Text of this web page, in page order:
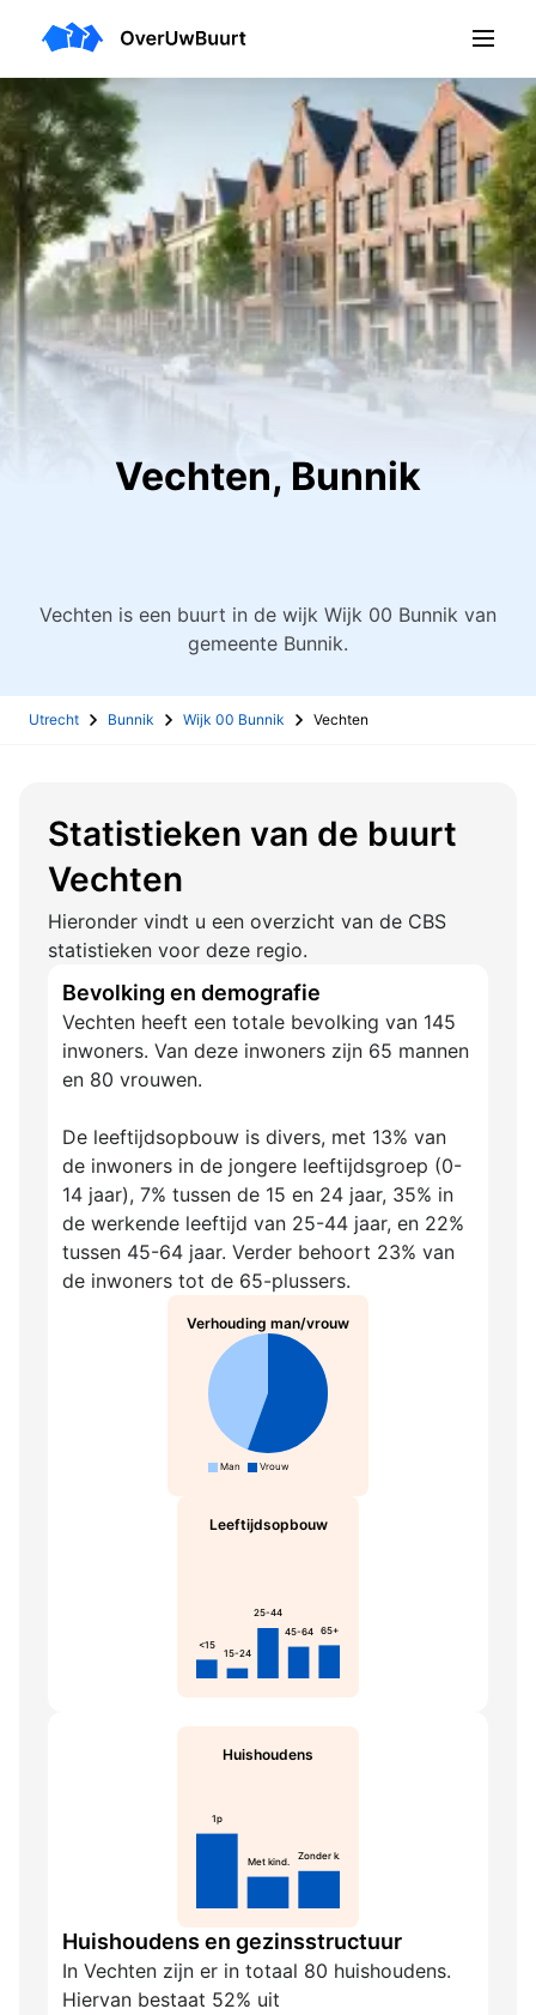
Vechten, Bunnik
Vechten is een buurt in de wijk Wijk 00 Bunnik van
gemeente Bunnik.
Utrecht Bunnik Wijk 00 Bunnik Vechten
Statistieken van de buurt
Vechten
Hieronder vindt u een overzicht van de CBS
statistieken voor deze regio.
Bevolking en demografie
Vechten heeft een totale bevolking van 145
inwoners. Van deze inwoners zijn 65 mannen
en 80 vrouwen.
De leeftijdsopbouw is divers, met 13% van
de inwoners in de jongere leeftijdsgroep (0-
14 jaar), 7% tussen de 15 en 24 jaar, 35% in
de werkende leeftijd van 25-44 jaar, en 22%
tussen 45-64 jaar. Verder behoort 23% van
de inwoners tot de 65-plussers.
Verhouding man/vrouw
Man Vrouw
Leeftijdsopbouw
<15
15-24
25-44
45-64 65+
Huishoudens
1p
Met kind. Zonder k.
Huishoudens en gezinsstructuur
In Vechten zijn er in totaal 80 huishoudens.
Hiervan bestaat 52% uit